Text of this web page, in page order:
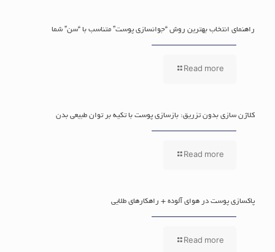
راهنمای انتخاب بهترین روش “جوانسازی پوست” متناسب با “سن” شما
Read more
کلاژن سازی بدون تزریق: بازسازی پوست با تکیه بر توان طبیعی بدن
Read more
پاکسازی پوست در هوای آلوده + راهکارهای طلایی
Read more